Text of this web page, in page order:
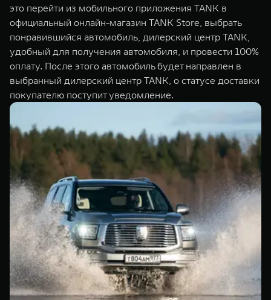
WEY 80
Масштаб возможностей
от 6 449 000 ₽
WEY 80
Масштаб
это перейти из мобильного приложения TANK в
официальный онлайн-магазин TANK Store, выбрать
понравившийся автомобиль, дилерский центр TANK,
удобный для получения автомобиля, и провести 100%
оплату. После этого автомобиль будет направлен в
выбранный дилерский центр TANK, о статусе доставки
покупателю поступит уведомление.